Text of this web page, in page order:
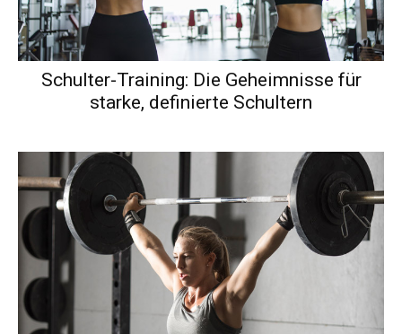
Schulter-Training: Die Geheimnisse für
starke, definierte Schultern